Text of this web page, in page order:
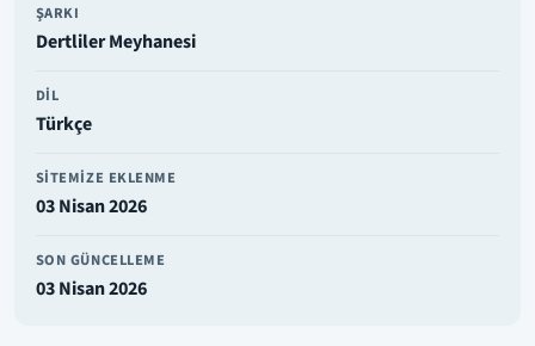
ŞARKI
Dertliler Meyhanesi
DIL
Türkçe
SITEMIZE EKLENME
03 Nisan 2026
SON GÜNCELLEME
03 Nisan 2026